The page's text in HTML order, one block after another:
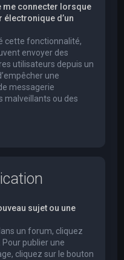
me connecter lorsque
d’un
cette fonctionnalité,
envoyer des
utilisateurs depuis un
une
messagerie
malveillants ou des
sujet ou une
un forum, cliquez
Pour publier une
cliquez sur le bouton